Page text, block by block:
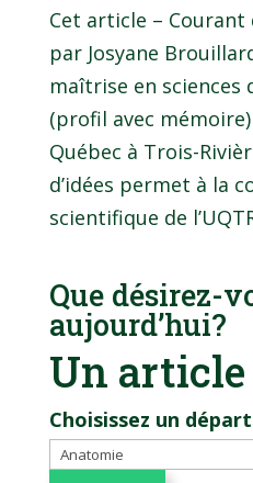
Cet article – Courant
par Josyane
maîtrise en sciences
(profil avec
Québec à Trois-
d’idées permet à la
scientifique de
Que désirez-
aujourd’hui?
Un article
Choisissez un